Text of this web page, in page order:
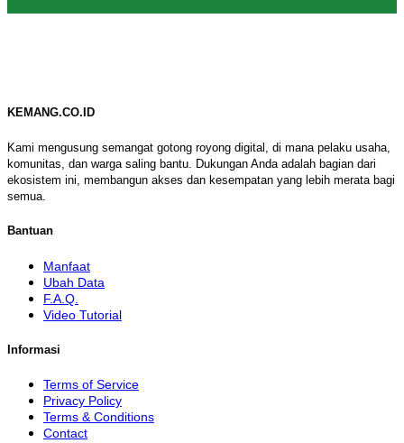
KEMANG.CO.ID
Kami mengusung semangat gotong royong digital, di mana pelaku usaha,
komunitas, dan warga saling bantu. Dukungan Anda adalah bagian dari
ekosistem ini, membangun akses dan kesempatan yang lebih merata bagi
semua.
Bantuan
Manfaat
Ubah Data
F.A.Q.
Video Tutorial
Informasi
Terms of Service
Privacy Policy
Terms & Conditions
Contact